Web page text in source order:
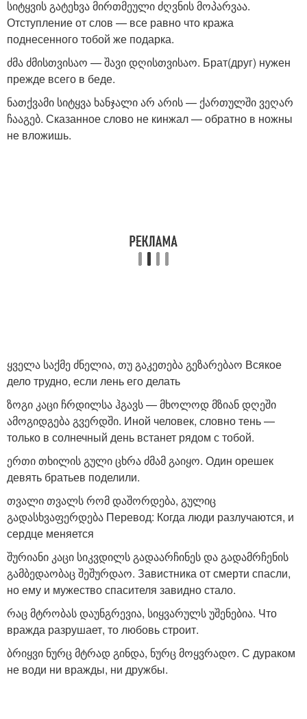
სიტყვის გატეხვა მირთმეული ძღვნის მოპარვაა.
Отступление от слов — все равно что кража
поднесенного тобой же подарка.
ძმა ძმისთვისაო — შავი დღისთვისაო. Брат(друг) нужен
прежде всего в беде.
ნათქვამი სიტყვა ხანჯალი არ არის — ქართულში ვეღარ
ჩააგებ. Сказанное слово не кинжал — обратно в ножны
не вложишь.
ყველა საქმე ძნელია, თუ გაკეთება გეზარებაო Всякое
дело трудно, если лень его делать
ზოგი კაცი ჩრდილსა ჰგავს — მხოლოდ მზიან დღეში
ამოგიდგება გვერდში. Иной человек, словно тень —
только в солнечный день встанет рядом с тобой.
ერთი თხილის გული ცხრა ძმამ გაიყო. Один орешек
девять братьев поделили.
თვალი თვალს რომ დაშორდება, გულიც
გადასხვაფერდება Перевод: Когда люди разлучаются, и
сердце меняется
შურიანი კაცი სიკვდილს გადაარჩინეს და გადამრჩენის
გამბედაობაც შეშურდაო. Завистника от смерти спасли,
но ему и мужество спасителя завидно стало.
რაც მტრობას დაუნგრევია, სიყვარულს უშენებია. Что
вражда разрушает, то любовь строит.
ბრიყვი ნურც მტრად გინდა, ნურც მოყვრადო. С дураком
не води ни вражды, ни дружбы.